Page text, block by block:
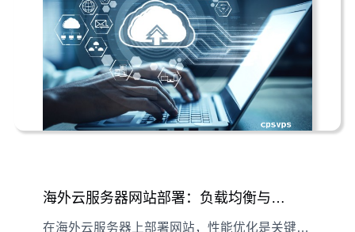
海外云服务器网站部署：负载均衡与缓存优化策略
在海外云服务器上部署网站，性能优化是关键。本文详解负载均衡与缓存配置两大核心策略，助您提升网站响应速度与稳定性。